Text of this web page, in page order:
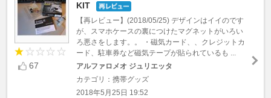
67
KIT
【再レビュー】(2018/05/25) デザインはイイのです
が、スマホケースの裏につけたマグネットがいろい
ろ悪さをします。。 ・磁気カード、、クレジットカ
ード、駐車券など磁気テープが貼られているも ...
アルファロメオ ジュリエッタ
カテゴリ：携帯グッズ
2018年5月25日 19:52